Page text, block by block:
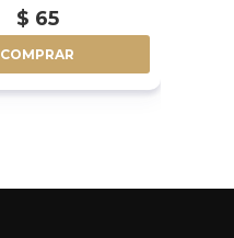
4L
$ 65
COMPRAR